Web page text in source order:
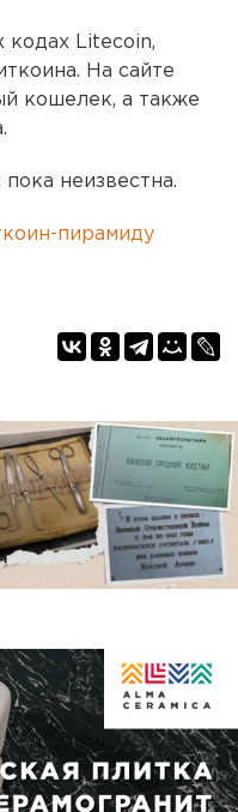
кодах Litecoin,
На сайте
кошелек, а также
неизвестна.
пирамиду